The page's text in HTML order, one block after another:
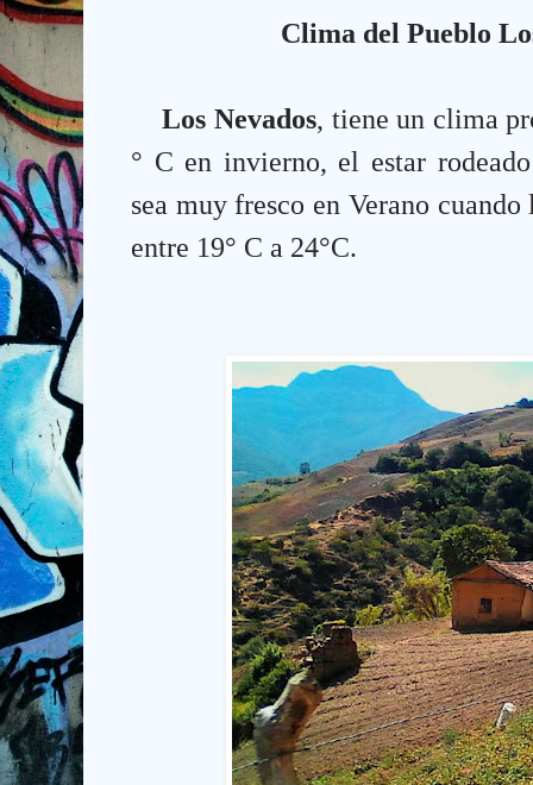
Clima del Pueblo
Los Nevados, tiene un clima
° C en invierno, el estar
sea muy fresco en Verano
entre 19° C a 24°C.